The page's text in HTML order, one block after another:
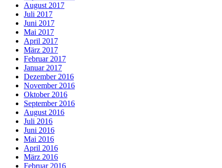
August 2017
Juli 2017
Juni 2017
Mai 2017
April 2017
März 2017
Februar 2017
Januar 2017
Dezember 2016
November 2016
Oktober 2016
September 2016
August 2016
Juli 2016
Juni 2016
Mai 2016
April 2016
März 2016
Februar 2016